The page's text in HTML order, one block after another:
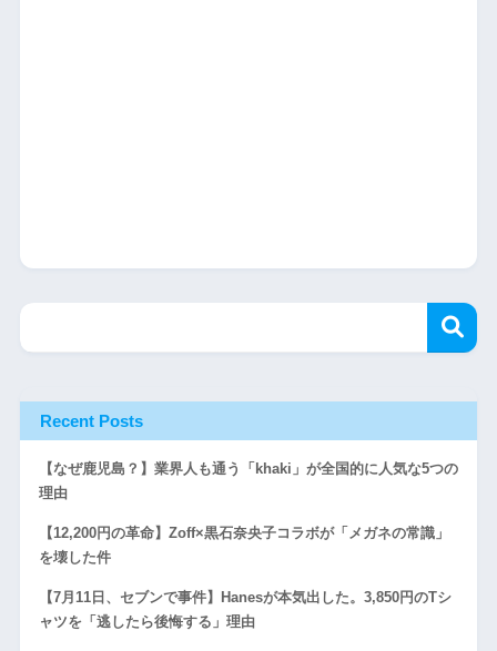
Recent Posts
【なぜ鹿児島？】業界人も通う「khaki」が全国的に人気な5つの
理由
【12,200円の革命】Zoff×黒石奈央子コラボが「メガネの常識」
を壊した件
【7月11日、セブンで事件】Hanesが本気出した。3,850円のTシ
ャツを「逃したら後悔する」理由